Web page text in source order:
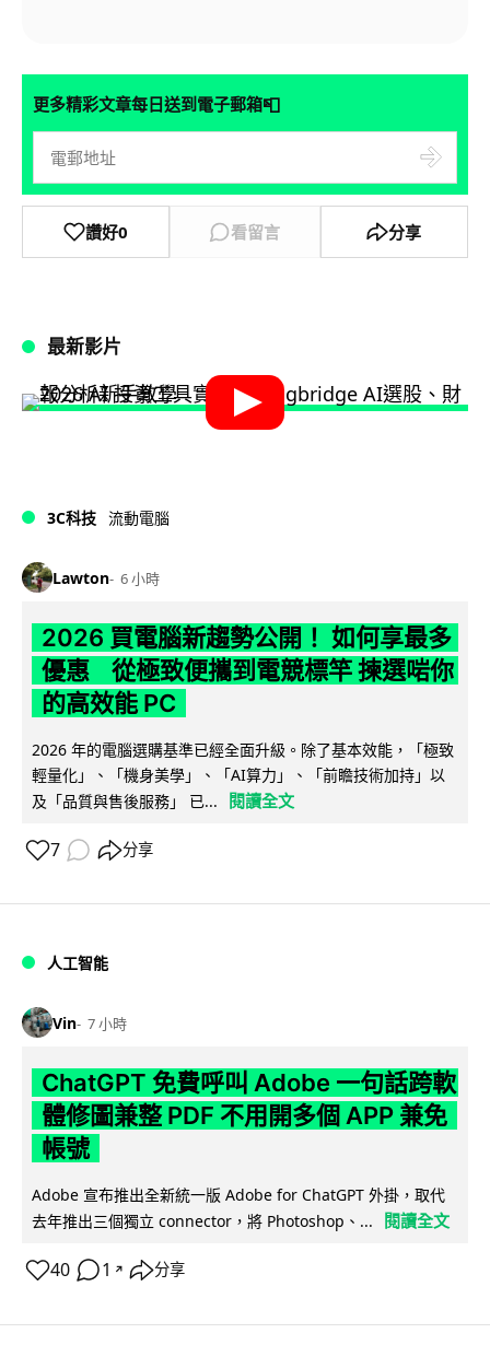
更多精彩文章每日送到電子郵箱📮
讚好0 看留言 分享
最新影片
3C科技 流動電腦
Lawton 6 小時
2026 買電腦新趨勢公開！ 如何享最多
優惠 從極致便攜到電競標竿 揀選啱你
的高效能 PC
2026 年的電腦選購基準已經全面升級。除了基本效能，「極致
輕量化」、「機身美學」、「AI算力」、「前瞻技術加持」以
及「品質與售後服務」 已...
閱讀全文
7 分享
人工智能
Vin 7 小時
ChatGPT 免費呼叫 Adobe 一句話跨軟
體修圖兼整 PDF 不用開多個 APP 兼免
帳號
Adobe 宣布推出全新統一版 Adobe for ChatGPT 外掛，取代
去年推出三個獨立 connector，將 Photoshop、...
閱讀全文
40 1 ↗ 分享